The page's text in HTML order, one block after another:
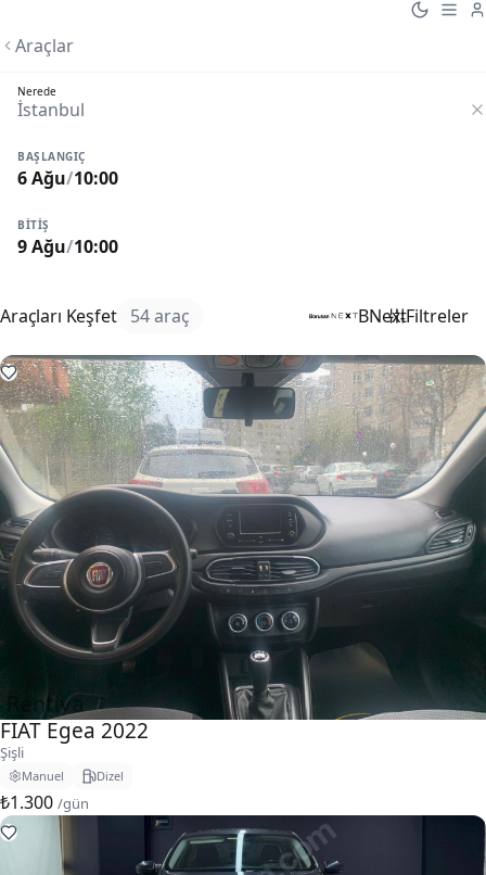
Araçlar
Nerede
BAŞLANGIÇ
6 Ağu/10:00
BITIŞ
9 Ağu/10:00
Araçları Keşfet 54 araç BNextFiltreler
FIAT Egea 2022
Şişli
Manuel Dizel
₺1.300 /gün